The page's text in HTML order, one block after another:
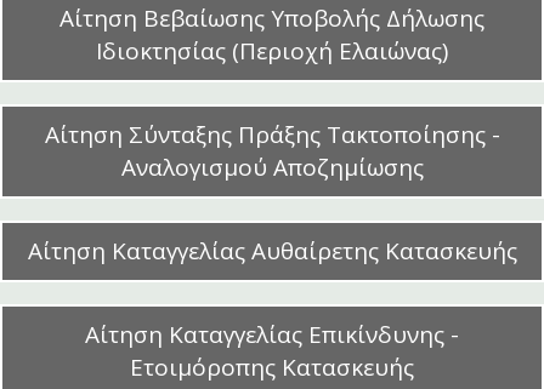
Αίτηση Βεβαίωσης Υποβολής Δήλωσης
Ιδιοκτησίας (Περιοχή Ελαιώνας)
Αίτηση Σύνταξης Πράξης Τακτοποίησης -
Αναλογισμού Αποζημίωσης
Αίτηση Καταγγελίας Αυθαίρετης Κατασκευής
Αίτηση Καταγγελίας Επικίνδυνης -
Ετοιμόροπης Κατασκευής